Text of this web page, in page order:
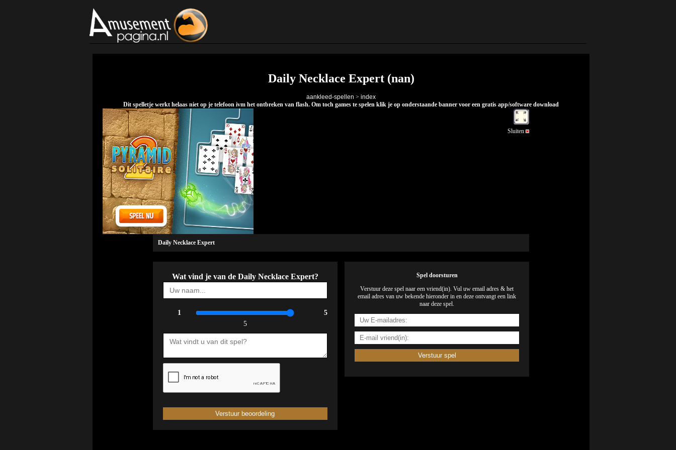
Daily Necklace Expert (nan)
aankleed-spellen > index
Dit spelletje werkt helaas niet op je telefoon ivm het ontbreken van flash. Om toch games te spelen klik je op onderstaande banner voor een gratis app/software download
Sluiten
Daily Necklace Expert
Wat vind je van de Daily Necklace Expert?
1
5
5
Spel doorsturen
Verstuur deze spel naar een vriend(in). Vul uw email adres & het
email adres van uw bekende hieronder in en deze ontvangt een link
naar deze spel.